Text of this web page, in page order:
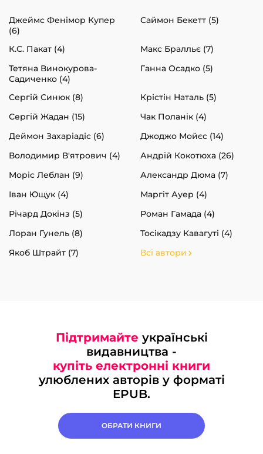
Джеймс Фенімор Купер
(6)
Саймон Бекетт (5)
К.С. Пакат (4)
Макс Бралльє (7)
Тетяна Винокурова-
Садиченко (4)
Ганна Осадко (5)
Сергій Синюк (8)
Крістін Наталь (5)
Сергій Жадан (15)
Чак Поланік (4)
Деймон Захаріадіс (6)
Джоджо Мойєс (14)
Володимир В'ятрович (4)
Андрій Кокотюха (26)
Моріс Леблан (9)
Александр Дюма (7)
Іван Ющук (4)
Маргіт Ауер (4)
Річард Докінз (5)
Роман Гамада (4)
Лоран Гунель (8)
Тосікадзу Кавагуті (4)
Якоб Штрайт (7)
Всі автори
Підтримайте українські
видавництва -
купіть електронні книги
улюблених авторів у форматі
EPUB.
ОБРАТИ КНИГИ